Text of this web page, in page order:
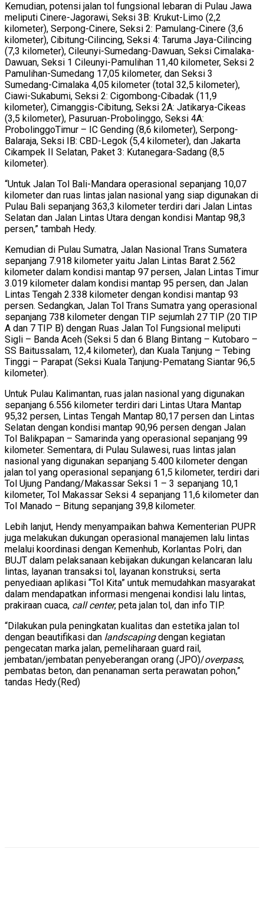
Kemudian, potensi jalan tol fungsional lebaran di Pulau Jawa
meliputi Cinere-Jagorawi, Seksi 3B: Krukut-Limo (2,2
kilometer), Serpong-Cinere, Seksi 2: Pamulang-Cinere (3,6
kilometer), Cibitung-Cilincing, Seksi 4: Taruma Jaya-Cilincing
(7,3 kilometer), Cileunyi-Sumedang-Dawuan, Seksi Cimalaka-
Dawuan, Seksi 1 Cileunyi-Pamulihan 11,40 kilometer, Seksi 2
Pamulihan-Sumedang 17,05 kilometer, dan Seksi 3
Sumedang-Cimalaka 4,05 kilometer (total 32,5 kilometer),
Ciawi-Sukabumi, Seksi 2: Cigombong-Cibadak (11,9
kilometer), Cimanggis-Cibitung, Seksi 2A: Jatikarya-Cikeas
(3,5 kilometer), Pasuruan-Probolinggo, Seksi 4A:
ProbolinggoTimur – IC Gending (8,6 kilometer), Serpong-
Balaraja, Seksi IB: CBD-Legok (5,4 kilometer), dan Jakarta
Cikampek II Selatan, Paket 3: Kutanegara-Sadang (8,5
kilometer).
“Untuk Jalan Tol Bali-Mandara operasional sepanjang 10,07
kilometer dan ruas lintas jalan nasional yang siap digunakan di
Pulau Bali sepanjang 363,3 kilometer terdiri dari Jalan Lintas
Selatan dan Jalan Lintas Utara dengan kondisi Mantap 98,3
persen,” tambah Hedy.
Kemudian di Pulau Sumatra, Jalan Nasional Trans Sumatera
sepanjang 7.918 kilometer yaitu Jalan Lintas Barat 2.562
kilometer dalam kondisi mantap 97 persen, Jalan Lintas Timur
3.019 kilometer dalam kondisi mantap 95 persen, dan Jalan
Lintas Tengah 2.338 kilometer dengan kondisi mantap 93
persen. Sedangkan, Jalan Tol Trans Sumatra yang operasional
sepanjang 738 kilometer dengan TIP sejumlah 27 TIP (20 TIP
A dan 7 TIP B) dengan Ruas Jalan Tol Fungsional meliputi
Sigli – Banda Aceh (Seksi 5 dan 6 Blang Bintang – Kutobaro –
SS Baitussalam, 12,4 kilometer), dan Kuala Tanjung – Tebing
Tinggi – Parapat (Seksi Kuala Tanjung-Pematang Siantar 96,5
kilometer).
Untuk Pulau Kalimantan, ruas jalan nasional yang digunakan
sepanjang 6.556 kilometer terdiri dari Lintas Utara Mantap
95,32 persen, Lintas Tengah Mantap 80,17 persen dan Lintas
Selatan dengan kondisi mantap 90,96 persen dengan Jalan
Tol Balikpapan – Samarinda yang operasional sepanjang 99
kilometer. Sementara, di Pulau Sulawesi, ruas lintas jalan
nasional yang digunakan sepanjang 5.400 kilometer dengan
jalan tol yang operasional sepanjang 61,5 kilometer, terdiri dari
Tol Ujung Pandang/Makassar Seksi 1 – 3 sepanjang 10,1
kilometer, Tol Makassar Seksi 4 sepanjang 11,6 kilometer dan
Tol Manado – Bitung sepanjang 39,8 kilometer.
Lebih lanjut, Hendy menyampaikan bahwa Kementerian PUPR
juga melakukan dukungan operasional manajemen lalu lintas
melalui koordinasi dengan Kemenhub, Korlantas Polri, dan
BUJT dalam pelaksanaan kebijakan dukungan kelancaran lalu
lintas, layanan transaksi tol, layanan konstruksi, serta
penyediaan aplikasi “Tol Kita” untuk memudahkan masyarakat
dalam mendapatkan informasi mengenai kondisi lalu lintas,
prakiraan cuaca, call center, peta jalan tol, dan info TIP.
“Dilakukan pula peningkatan kualitas dan estetika jalan tol
dengan beautifikasi dan landscapingdengan kegiatan
pengecatan marka jalan, pemeliharaan guard rail,
jembatan/jembatan penyeberangan orang (JPO)/overpass,
pembatas beton, dan penanaman serta perawatan pohon,”
tandas Hedy.(Red)